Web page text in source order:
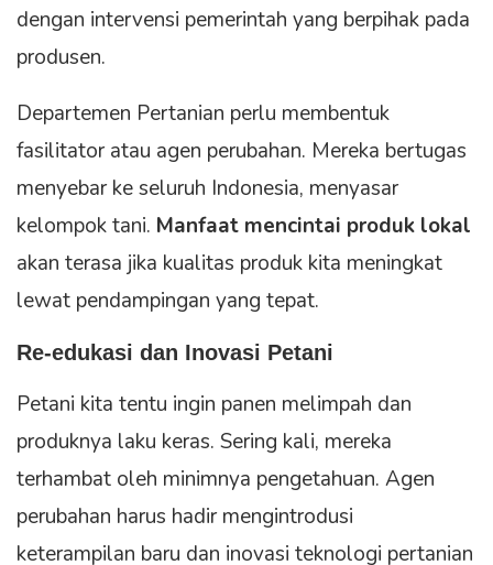
dengan intervensi pemerintah yang berpihak pada
produsen.
Departemen Pertanian perlu membentuk
fasilitator atau agen perubahan. Mereka bertugas
menyebar ke seluruh Indonesia, menyasar
kelompok tani. Manfaat mencintai produk lokal
akan terasa jika kualitas produk kita meningkat
lewat pendampingan yang tepat.
Re-edukasi dan Inovasi Petani
Petani kita tentu ingin panen melimpah dan
produknya laku keras. Sering kali, mereka
terhambat oleh minimnya pengetahuan. Agen
perubahan harus hadir mengintrodusi
keterampilan baru dan inovasi teknologi pertanian